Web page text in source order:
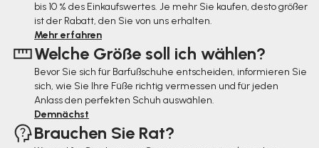
bis 10 % des Einkaufswertes. Je mehr Sie kaufen, desto größer
ist der Rabatt, den Sie von uns erhalten.
Mehr erfahren
Welche Größe soll ich wählen?
Bevor Sie sich für Barfußschuhe entscheiden, informieren Sie
sich, wie Sie Ihre Füße richtig vermessen und für jeden
Anlass den perfekten Schuh auswählen.
Demnächst
Brauchen Sie Rat?